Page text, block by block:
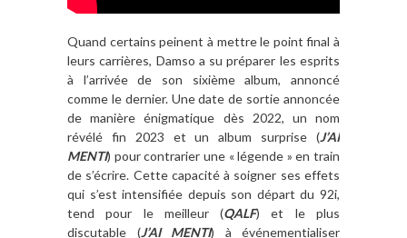
Quand certains peinent à mettre le point final à
leurs carrières, Damso a su préparer les esprits
à l’arrivée de son sixième album, annoncé
comme le dernier. Une date de sortie annoncée
de manière énigmatique dès 2022, un nom
révélé fin 2023 et un album surprise (J’AI
MENTI) pour contrarier une « légende » en train
de s’écrire. Cette capacité à soigner ses effets
qui s’est intensifiée depuis son départ du 92i,
tend pour le meilleur (QALF) et le plus
discutable (J’AI MENTI) à événementialiser